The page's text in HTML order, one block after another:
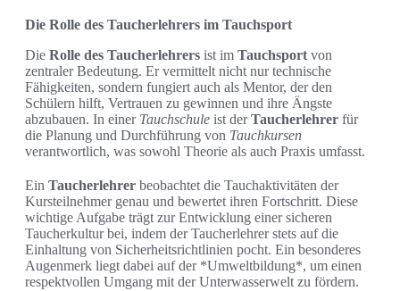
Die Rolle des Taucherlehrers im Tauchsport
Die Rolle des Taucherlehrers ist im Tauchsport von
zentraler Bedeutung. Er vermittelt nicht nur technische
Fähigkeiten, sondern fungiert auch als Mentor, der den
Schülern hilft, Vertrauen zu gewinnen und ihre Ängste
abzubauen. In einer Tauchschule ist derTaucherlehrer für
die Planung und Durchführung von Tauchkursen
verantwortlich, was sowohl Theorie als auch Praxis umfasst.
Ein Taucherlehrer beobachtet die Tauchaktivitäten der
Kursteilnehmer genau und bewertet ihren Fortschritt. Diese
wichtige Aufgabe trägt zur Entwicklung einer sicheren
Taucherkultur bei, indem der Taucherlehrer stets auf die
Einhaltung von Sicherheitsrichtlinien pocht. Ein besonderes
Augenmerk liegt dabei auf der *Umweltbildung*, um einen
respektvollen Umgang mit der Unterwasserwelt zu fördern.